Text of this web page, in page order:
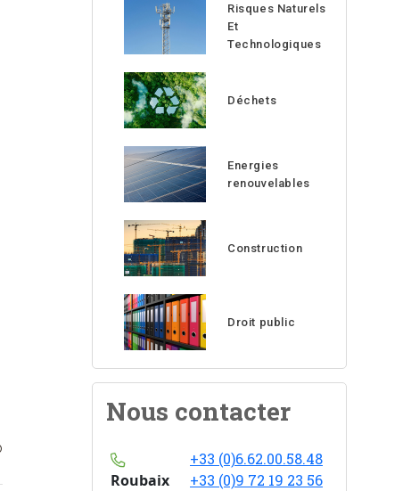
Risques Naturels
Et
Technologiques
Déchets
Energies
renouvelables
Construction
Droit public
Nous contacter
Roubaix
+33 (0)6.62.00.58.48
+33 (0)9 72 19 23 56